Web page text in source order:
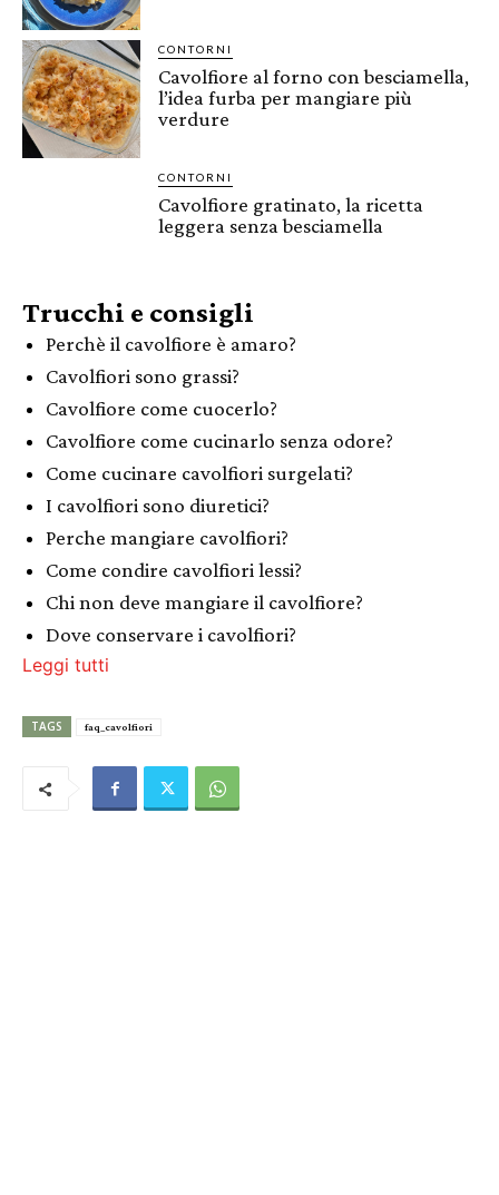
CONTORNI
Cavolfiore al forno con besciamella,
l’idea furba per mangiare più
verdure
CONTORNI
Cavolfiore gratinato, la ricetta
leggera senza besciamella
Trucchi e consigli
Perchè il cavolfiore è amaro?
Cavolfiori sono grassi?
Cavolfiore come cuocerlo?
Cavolfiore come cucinarlo senza odore?
Come cucinare cavolfiori surgelati?
I cavolfiori sono diuretici?
Perche mangiare cavolfiori?
Come condire cavolfiori lessi?
Chi non deve mangiare il cavolfiore?
Dove conservare i cavolfiori?
Leggi tutti
TAGS faq_cavolfiori